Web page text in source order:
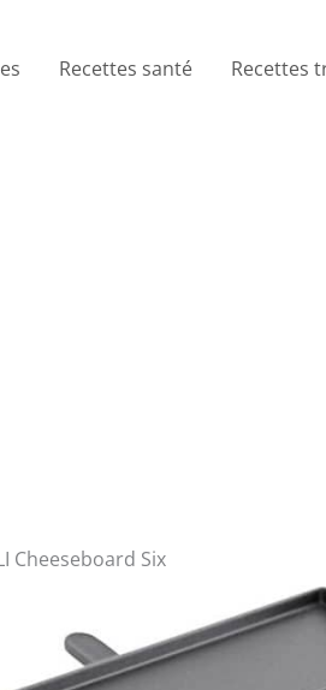
Recettes santé Recettes
Cheeseboard Six